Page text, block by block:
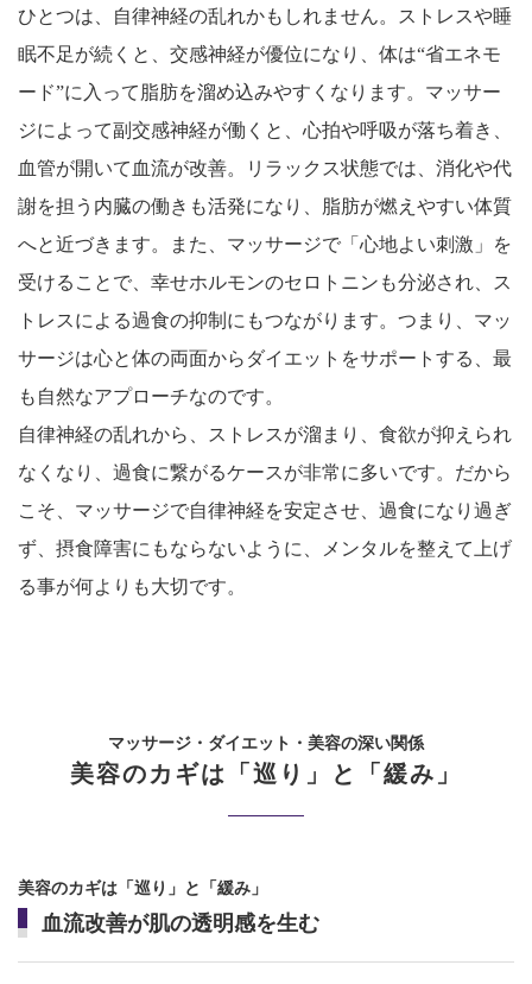
ひとつは、自律神経の乱れかもしれません。ストレスや睡
眠不足が続くと、交感神経が優位になり、体は“省エネモ
ード”に入って脂肪を溜め込みやすくなります。マッサー
ジによって副交感神経が働くと、心拍や呼吸が落ち着き、
血管が開いて血流が改善。リラックス状態では、消化や代
謝を担う内臓の働きも活発になり、脂肪が燃えやすい体質
へと近づきます。また、マッサージで「心地よい刺激」を
受けることで、幸せホルモンのセロトニンも分泌され、ス
トレスによる過食の抑制にもつながります。つまり、マッ
サージは心と体の両面からダイエットをサポートする、最
も自然なアプローチなのです。
自律神経の乱れから、ストレスが溜まり、食欲が抑えられ
なくなり、過食に繋がるケースが非常に多いです。だから
こそ、マッサージで自律神経を安定させ、過食になり過ぎ
ず、摂食障害にもならないように、メンタルを整えて上げ
る事が何よりも大切です。
マッサージ・ダイエット・美容の深い関係
美容のカギは「巡り」と「緩み」
美容のカギは「巡り」と「緩み」
血流改善が肌の透明感を生む